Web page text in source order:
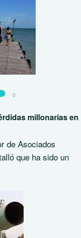
0
millonarias en
de Asociados
que ha sido un